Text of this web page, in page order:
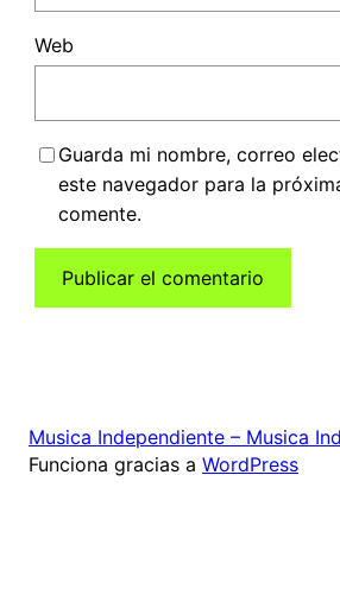
Web
Guarda mi nombre, correo
este navegador para la
comente.
Musica Independiente – Musica
Funciona gracias a WordPress